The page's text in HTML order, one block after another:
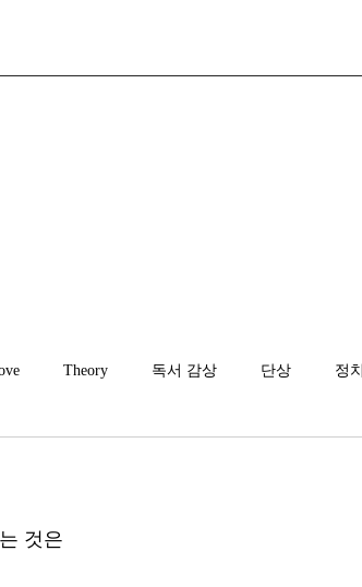
Theory 독서 감상 단상 정
것은